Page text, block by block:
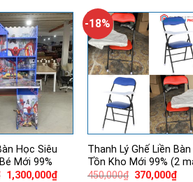
Học Siêu
Mới 99%
Giá
1,300,000₫Giá
-18%
Thanh Lý Ghế Liền Bàn
Tồn Kho Mới 99% (2
450,000₫ Giá
370,000₫Giá